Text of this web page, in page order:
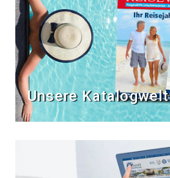
Unsere Katalogwelt